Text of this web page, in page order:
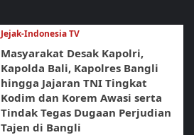
Jejak-Indonesia TV
Masyarakat Desak Kapolri,
Kapolda Bali, Kapolres Bangli
hingga Jajaran TNI Tingkat
Kodim dan Korem Awasi serta
Tindak Tegas Dugaan Perjudian
Tajen di Bangli